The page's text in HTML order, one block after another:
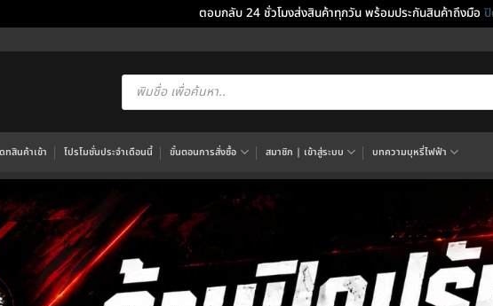
ตอบกลับ 24 ชั่วโมงส่งสินค้าทุกวัน พร้อมประกันสินค้าถึงมือ
Products
search
ทสินค้าเข้า โปรโมชั่นประจำเดือนนี้ ขั้นตอนการสั่งซื้อ สมาชิก | เข้าสู่ระบบ บทความบุหรี่ไฟฟ้า